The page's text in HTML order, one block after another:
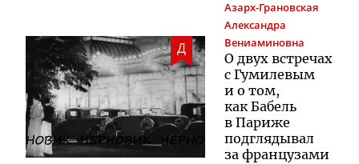
Д
Азарх-Грановская
Александра
Вениаминовна
О двух встречах
с Гумилевым
и о том,
как Бабель
в Париже
подглядывал
за французами